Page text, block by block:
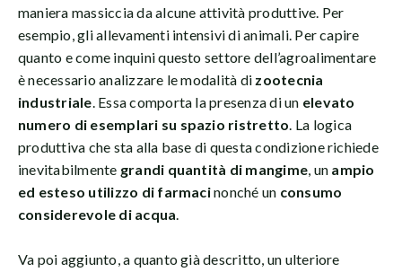
maniera massiccia da alcune attività produttive. Per
esempio, gli allevamenti intensivi di animali. Per capire
quanto e come inquini questo settore dell’agroalimentare
è necessario analizzare le modalità di zootecnia
industriale. Essa comporta la presenza di un elevato
numero di esemplari su spazio ristretto. La logica
produttiva che sta alla base di questa condizione richiede
inevitabilmente grandi quantità di mangime, un ampio
ed esteso utilizzo di farmacinonché un consumo
considerevole di acqua.
Va poi aggiunto, a quanto già descritto, un ulteriore